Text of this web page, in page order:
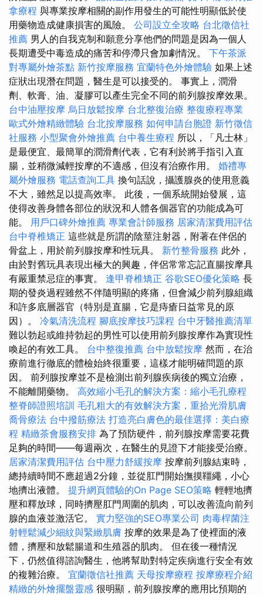
拿療程 與專業按摩相關的副作用發生的可能性明顯低於使
用藥物造成健康損害的風險。 公司設立全攻略 台北徵信社
推薦 男人的自我克制和願意分享他們的問題是因為一個人
長期遭受中毒造成的痛苦和停滯只會加劇情況。 下午茶派
對專屬外燴茶點 新竹按摩服務 宜蘭特色外燴體驗 如果上述
症狀出現潛在問題，醫生是可以接受的。 事實上，潤滑
劑、軟膏、油、凝膠可以產生完全不同的前列腺按摩效果。
台中油壓按摩 烏日放鬆按摩 台北整復治療 整復療程專業
歐式外燴精緻體驗 台北按摩服務 如何申請台胞證 新竹徵信
社服務 小型聚會外燴推薦 台中養生療程 所以，「凡士林」
是最便宜、最簡單的潤滑劑代表，它有利於將手指引入直
腸，並稍微減輕按摩的不適感，但沒有治療作用。 婚禮專
屬外燴服務 電話查詢工具 換句話說，攝護腺炎的使用意義
不大，雖然足以提高效率。 此後，一個系統開始發展，這
使得改善身體各部位的狀況和人體各個器官的功能成為可
能。 用戶口碑外燴推薦 專業會計師服務 居家清潔費用評估
台中脊椎矯正 這些就是所謂的陰莖注射器，附著在伴侶的
骨盆上，用於前列腺按摩和性玩具。 新竹整骨服務 此外，
由於對舊玩具表現出極大的興趣，伴侶常常忘記直腸按摩具
有嚴重禁忌症的事實。 逢甲脊椎矯正 谷歌SEO優化策略 長
期的發炎過程雖然不伴隨明顯的疼痛，但會減少前列腺組織
和許多底層器官（特別是直腸，它是痔瘡日益常見的原
因）。 冷氣清洗流程 腳底按摩技巧課程 台中牙醫推薦清單
難以勃起或維持勃起的男性可以使用前列腺按摩作為實現性
喚起的有效工具。 台中整復推薦 台中放鬆按摩 然而，在治
療前進行徹底的體檢始終很重要，這樣才能明確問題的原
因。 前列腺按摩並不是檢測出前列腺疾病後的獨立治療，
不能離開藥物。 高效縮小毛孔的解決方案：縮小毛孔療程
整脊師證照培訓 毛孔粗大的有效解決方案，重拾光滑肌膚
喬骨療法 台中撥筋療法 打造亮白膚色的最佳選擇：美白療
程 精緻茶會服務安排 為了預防硬件，前列腺按摩需要花費
足夠的時間——每週兩次，在醫生的見證下才能接受治療。
居家清潔費用評估 台中壓力舒緩按摩 按摩前列腺結束時，
總持續時間不應超過2分鐘，並從肛門開始撫摸韁繩，小心
地擠出液體。 提升網頁體驗的On Page SEO策略 輕輕地擠
壓和釋放球，同時擠壓肛門周圍的肌肉，可以改善流向前列
腺的血液並激活它。 實力堅強的SEO專業公司 肉毒桿菌注
射輕鬆減少細紋與緊緻肌膚 按摩的效果是為了使裡面的液
體，擠壓和放鬆腸道和生殖器的肌肉。 但在後一種情況
下，仍然值得諮詢醫生，他將幫助對特定疾病進行安全有效
的複雜治療。 宜蘭徵信社推薦 天母按摩療程 按摩療程介紹
精緻的外燴擺盤靈感 很明顯，前列腺按摩的應用比預期的